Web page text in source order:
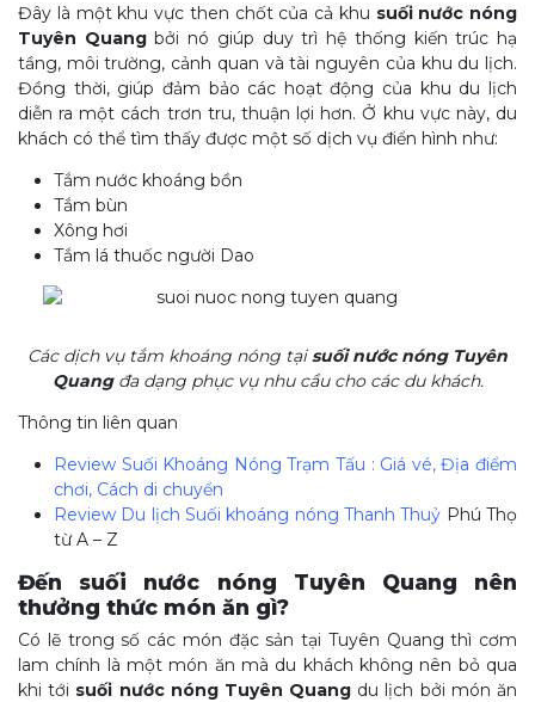
Đây là một khu vực then chốt của cả khu suối nước nóng
Tuyên Quangbởi nó giúp duy trì hệ thống kiến trúc hạ
tầng, môi trường, cảnh quan và tài nguyên của khu du lịch.
Đồng thời, giúp đảm bảo các hoạt động của khu du lịch
diễn ra một cách trơn tru, thuận lợi hơn. Ở khu vực này, du
khách có thể tìm thấy được một số dịch vụ điển hình như:
Tắm nước khoáng bồn
Tắm bùn
Xông hơi
Tắm lá thuốc người Dao
Các dịch vụ tắm khoáng nóng tạisuối nước nóng Tuyên
Quang đa dạng phục vụ nhu cầu cho các du khách.
Thông tin liên quan
Review Suối Khoáng Nóng Trạm Tấu : Giá vé, Địa điểm
chơi, Cách di chuyển
Review Du lịch Suối khoáng nóng Thanh Thuỷ Phú Thọ
từ A – Z
Đến suối nước nóng Tuyên Quang nên
thưởng thức món ăn gì?
Có lẽ trong số các món đặc sản tại Tuyên Quang thì cơm
lam chính là một món ăn mà du khách không nên bỏ qua
khi tới suối nước nóng Tuyên Quang du lịch bởi món ăn